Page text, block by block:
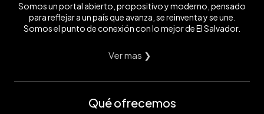
Somos un portal abierto, propositivo y moderno, pensado
para reflejar a un país que avanza, se reinventa y se une.
Somos el punto de conexión con lo mejor de El Salvador.
Ver mas ❯
Qué ofrecemos